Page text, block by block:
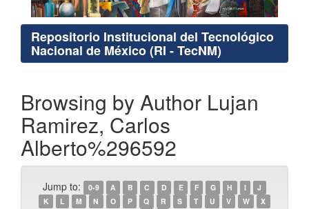
Repositorio Institucional del Tecnológico
Nacional de México (RI - TecNM)
Browsing by Author Lujan
Ramirez, Carlos
Alberto%296592
Jump to: 0-9 A B C D E F G H I
J
K
L M N O P Q R S T U V W
X